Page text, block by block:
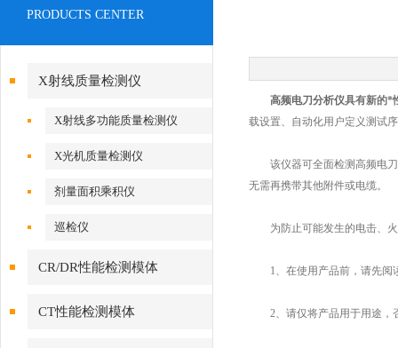
PRODUCTS CENTER
X射线质量检测仪
X射线多功能质量检测仪
X光机质量检测仪
剂量面积乘积仪
巡检仪
CR/DR性能检测模体
CT性能检测模体
高频电刀分析仪具有新的*
载设置、自动化用户定义测试
该仪器可全面检测高频电刀
无需再携带其他附件或电缆。
为防止可能发生的电击、火
1、在使用产品前，请先阅
2、请仅将产品用于用途，